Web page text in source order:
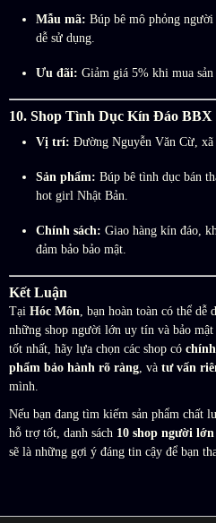
Mẫu mã: Búp bê mô phỏng
dễ sử dụng.
Ưu đãi: Giảm giá 5% khi mua
10. Shop Tình Dục Kín Đáo BBX
Vị trí: Đường Nguyễn Văn Cừ,
Sản phẩm: Búp bê tình dục bán
hot girl Nhật Bản.
Chính sách: Giao hàng kín đáo,
đảm bảo bảo mật.
Kết Luận
Tại Hóc Môn, bạn hoàn toàn có thể dễ
những shop người lớn uy tín và bảo
tốt nhất, hãy lựa chọn các shop có
phẩm bảo hành rõ ràng, và tư vấn
mình.
Nếu bạn đang tìm kiếm sản phẩm chất
hỗ trợ tốt, danh sách 10 shop người
sẽ là những gợi ý đáng tin cậy để bạn